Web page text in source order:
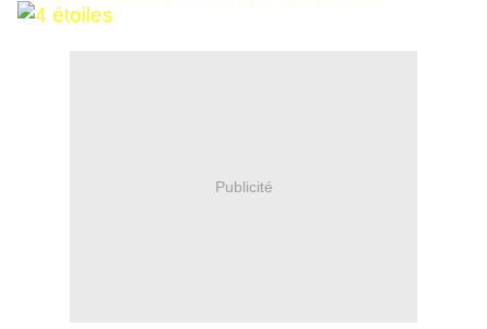
Publicité